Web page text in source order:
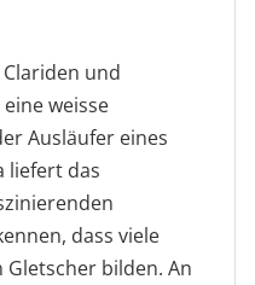
und
weisse
Ausläufer eines
liefert das
dass viele
Gletscher bilden. An